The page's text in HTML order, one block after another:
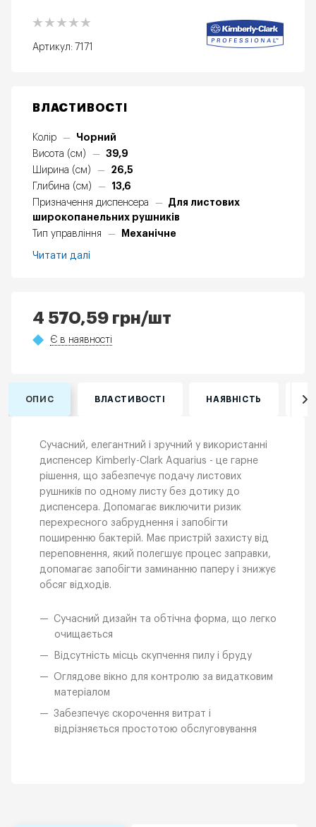
Артикул: 7171
ВЛАСТИВОСТІ
Колір —
Чорний
Висота (см)
—
39,9
Ширина (см)
—
26,5
Глибина (см)
—
13,6
Призначення диспенсера
—
Для листових
широкопанельних рушників
Тип управління
— Механічне
Читати далі
4 570,59 грн/шт
Є в наявності
ОПИС ВЛАСТИВОСТІ НАЯВНІСТЬ
Сучасний, елегантний і зручний у використанні
диспенсер Kimberly-Clark Aquarius - це гарне
рішення, що забезпечує подачу листових
рушників по одному листу без дотику до
диспенсера. Допомагає виключити ризик
перехресного забруднення і запобігти
поширенню бактерій. Має пристрій захисту від
переповнення, який полегшує процес заправки,
допомагає запобігти заминанню паперу і знижує
обсяг відходів.
Сучасний дизайн та обтічна форма, що легко
очищається
Відсутність місць скупчення пилу і бруду
Оглядове вікно для контролю за видатковим
матеріалом
Забезпечує скорочення витрат і
відрізняється простотою обслуговування